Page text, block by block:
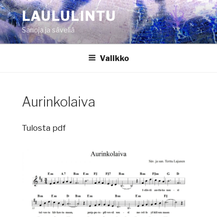
Siirry
sisältöönLAULULINTU
Sanoja ja säveliä
Valikko
Aurinkolaiva
Tulosta pdf